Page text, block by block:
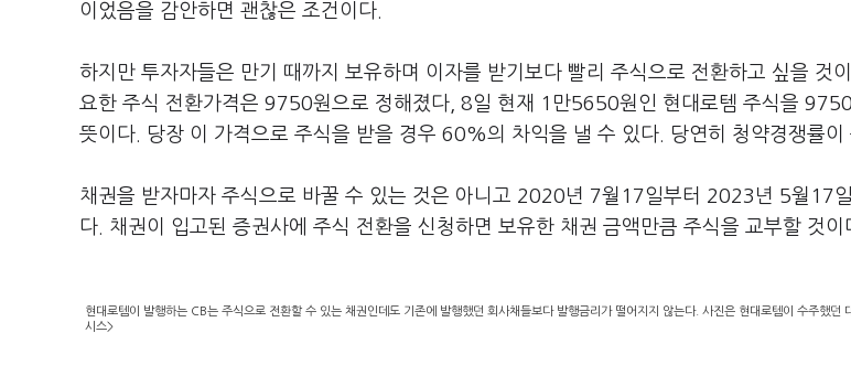
이었음을 감안하면 괜찮은 조건이다.
하지만 투자자들은 만기 때까지 보유하며 이자를 받기보다 빨리 주식으로 전환하고 싶을 것
요한 주식 전환가격은 9750원으로 정해졌다, 8일 현재 1만5650원인 현대로템 주식을
뜻이다. 당장 이 가격으로 주식을 받을 경우 60%의 차익을 낼 수 있다. 당연히 청약경쟁률이
채권을 받자마자 주식으로 바꿀 수 있는 것은 아니고 2020년 7월17일부터 2023년 5월17
다. 채권이 입고된 증권사에 주식 전환을 신청하면 보유한 채권 금액만큼 주식을 교부할 것이
현대로템이 발행하는 CB는 주식으로 전환할 수 있는 채권인데도 기존에 발행했던 회사채들보다 발행금리가 떨어지지 않는다. 사진은 현대로템이 수주했던
시스>